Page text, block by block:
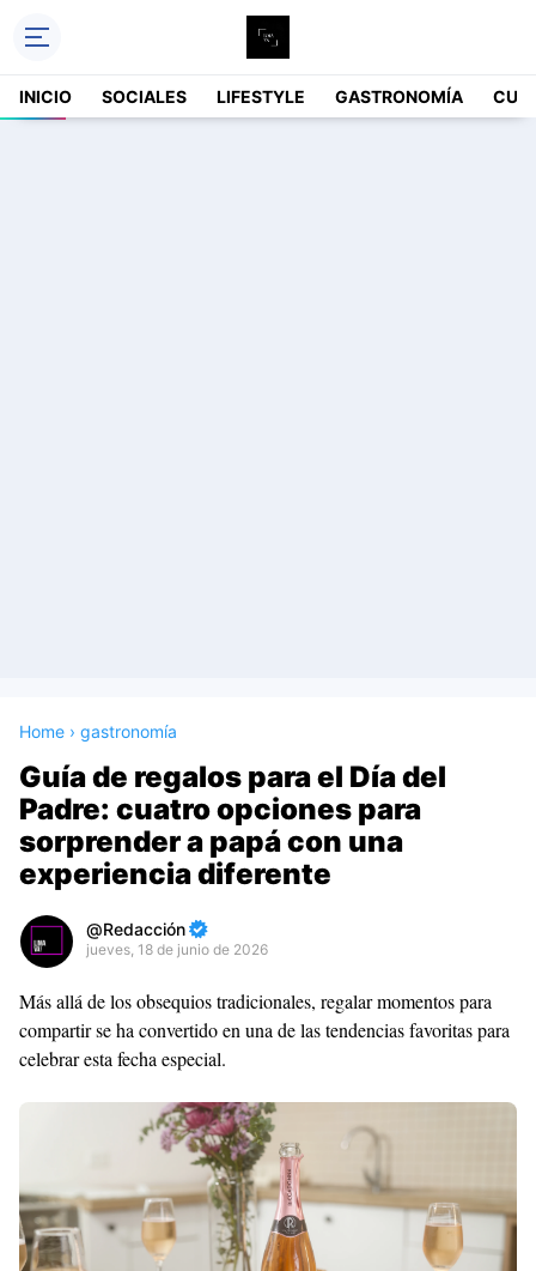
INICIO SOCIALES LIFESTYLE GASTRONOMÍA
Home › gastronomía
Guía de regalos para el Día del
Padre: cuatro opciones para
sorprender a papá con una
experiencia diferente
Redacción
jueves, 18 de junio de 2026
Premium
By
Raushan
Design
Más allá de los obsequios tradicionales, regalar momentos para
compartir se ha convertido en una de las tendencias favoritas para
celebrar esta fecha especial.